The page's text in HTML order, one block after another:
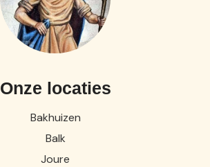
Onze locaties
Bakhuizen
Balk
Joure